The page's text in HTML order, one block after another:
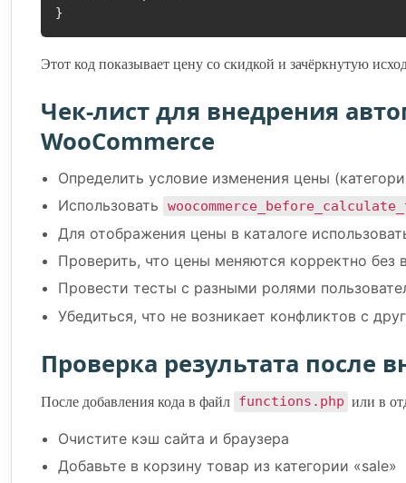
Этот код показывает цену со скидкой и зачёркнутую
Чек-лист для внедрения
WooCommerce
Определить условие изменения цены
Использовать
Для отображения цены в каталоге
Проверить, что цены меняются корректно без
Провести тесты с разными ролями
Убедиться, что не возникает конфликтов с
Проверка результата после
После добавления кода в файл functions.php или в
Очистите кэш сайта и браузера
Добавьте в корзину товар из категории «sale»